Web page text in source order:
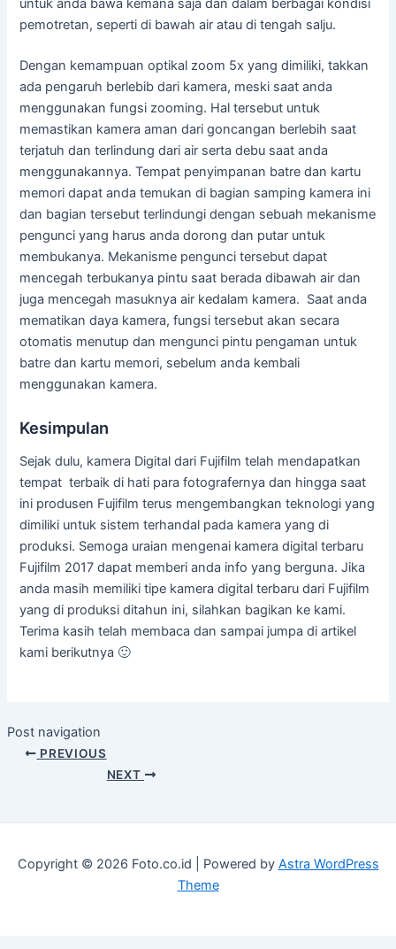
untuk anda bawa kemana saja dan dalam berbagai kondisi
pemotretan, seperti di bawah air atau di tengah salju.
Dengan kemampuan optikal zoom 5x yang dimiliki, takkan
ada pengaruh berlebib dari kamera, meski saat anda
menggunakan fungsi zooming. Hal tersebut untuk
memastikan kamera aman dari goncangan berlebih saat
terjatuh dan terlindung dari air serta debu saat anda
menggunakannya. Tempat penyimpanan batre dan kartu
memori dapat anda temukan di bagian samping kamera ini
dan bagian tersebut terlindungi dengan sebuah mekanisme
pengunci yang harus anda dorong dan putar untuk
membukanya. Mekanisme pengunci tersebut dapat
mencegah terbukanya pintu saat berada dibawah air dan
juga mencegah masuknya air kedalam kamera. Saat anda
mematikan daya kamera, fungsi tersebut akan secara
otomatis menutup dan mengunci pintu pengaman untuk
batre dan kartu memori, sebelum anda kembali
menggunakan kamera.
Kesimpulan
Sejak dulu, kamera Digital dari Fujifilm telah mendapatkan
tempat terbaik di hati para fotografernya dan hingga saat
ini produsen Fujifilm terus mengembangkan teknologi yang
dimiliki untuk sistem terhandal pada kamera yang di
produksi. Semoga uraian mengenai kamera digital terbaru
Fujifilm 2017 dapat memberi anda info yang berguna. Jika
anda masih memiliki tipe kamera digital terbaru dari Fujifilm
yang di produksi ditahun ini, silahkan bagikan ke kami.
Terima kasih telah membaca dan sampai jumpa di artikel
kami berikutnya 🙂
Post navigation
PREVIOUS
NEXT
Copyright © 2026 Foto.co.id | Powered by Astra WordPress
Theme